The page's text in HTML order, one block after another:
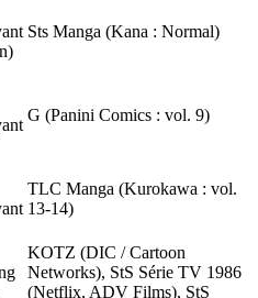
Sts Manga (Kana : Normal)
G (Panini Comics : vol. 9)
TLC Manga (Kurokawa : vol.
13-14)
KOTZ (DIC / Cartoon
Networks), StS Série TV 1986
(Netflix, ADV Films), StS